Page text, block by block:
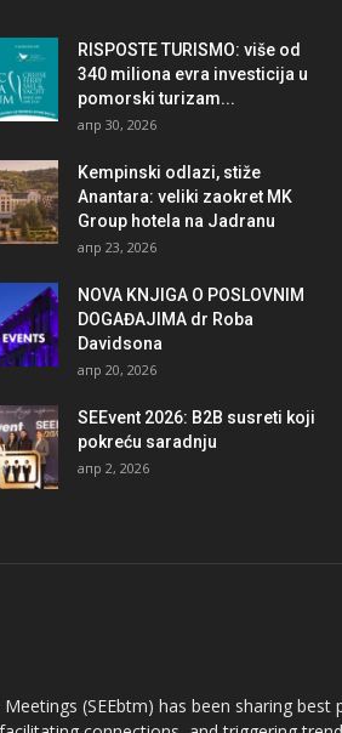
RISPOSTE TURISMO: više od
340 miliona evra investicija u
pomorski turizam...
апр 30, 2026
Kempinski odlazi, stiže
Anantara: veliki zaokret MK
Group hotela na Jadranu
апр 23, 2026
NOVA KNJIGA O POSLOVNIM
DOGAĐAJIMA dr Roba
Davidsona
апр 20, 2026
SEEvent 2026: B2B susreti koji
pokreću saradnju
апр 2, 2026
Meetings (SEEbtm) has been sharing